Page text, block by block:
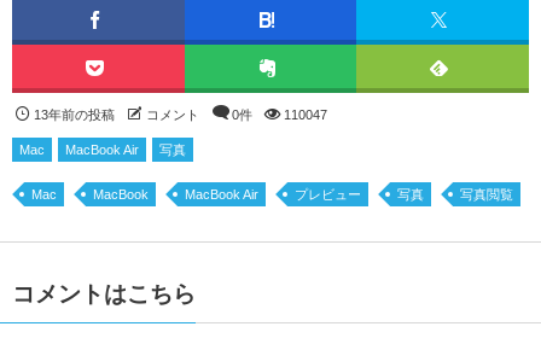
13年前の投稿 コメント 0件 110047
Mac MacBook Air 写真
Mac MacBook MacBook Air プレビュー 写真 写真閲覧
コメントはこちら